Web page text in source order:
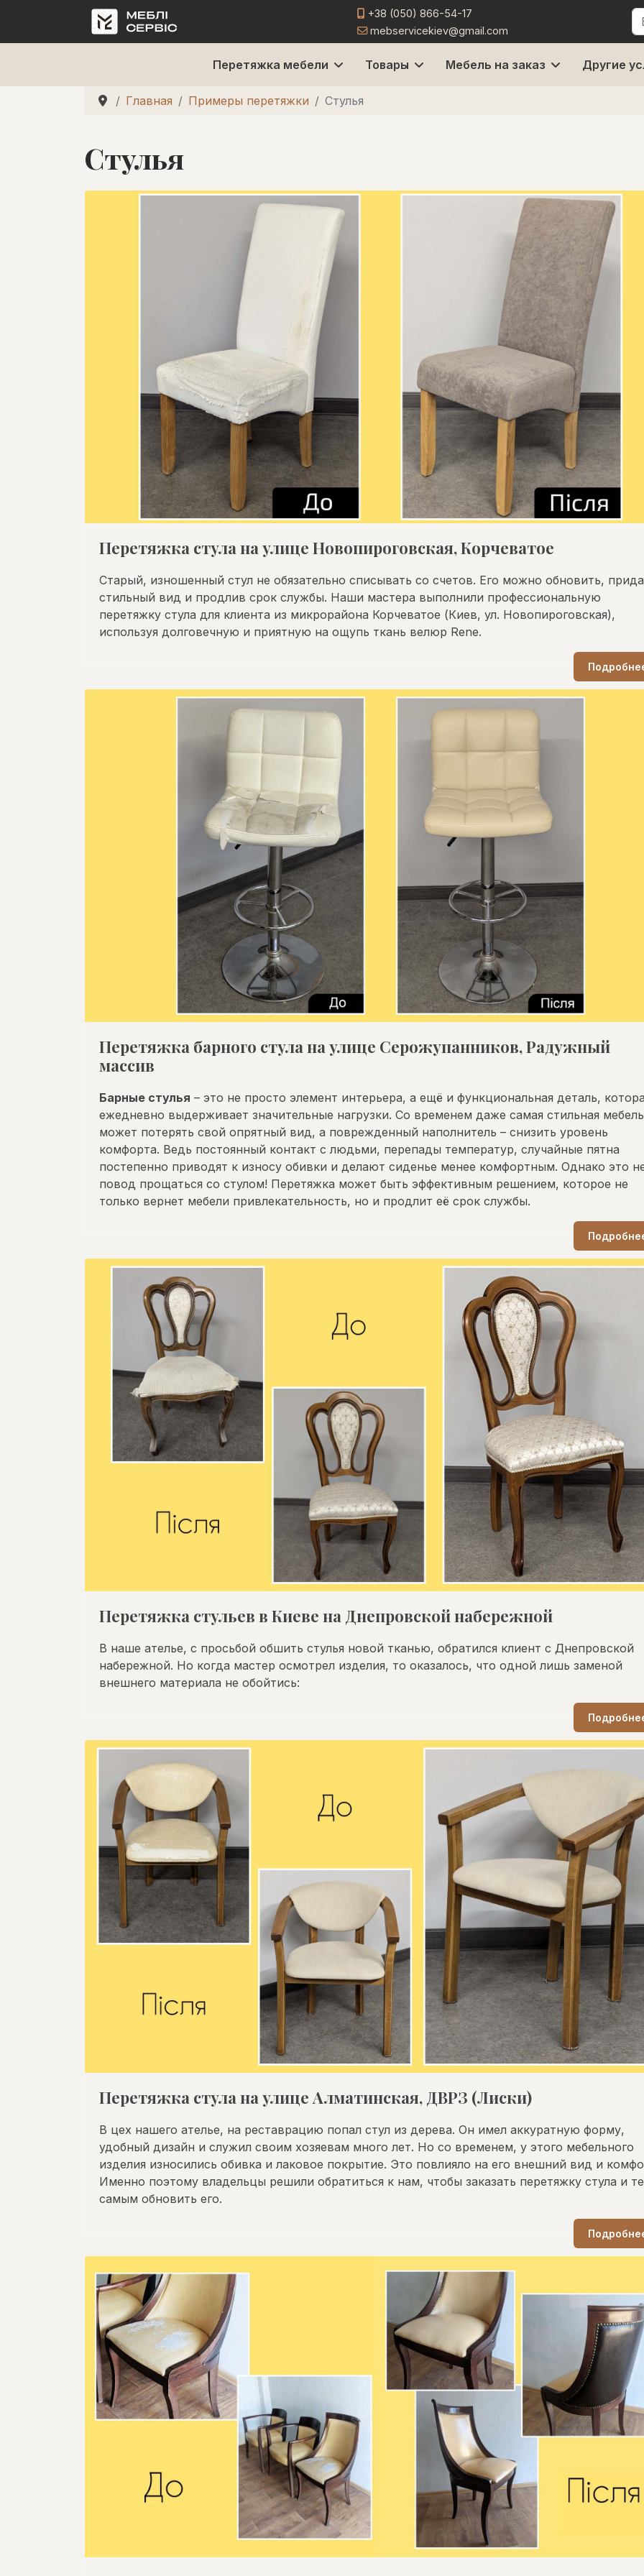
+38 (050) 866-54-17
mebservicekiev@gmail.com
Перетяжка мебели Товары Мебель на заказ Другие
Главная Примеры перетяжки Стулья
Стулья
Перетяжка стула на улице Новопироговская, Корчеватое
Старый, изношенный стул не обязательно списывать со счетов. Его можно обновить,
стильный вид и продлив срок службы. Наши мастера выполнили профессиональную
перетяжку стула для клиента из микрорайона Корчеватое (Киев, ул. Новопироговская),
используя долговечную и приятную на ощупь ткань велюр Rene.
Перетяжка барного стула на улице Серожупанников, Радужный
массив
Барные стулья – это не просто элемент интерьера, а ещё и функциональная деталь,
ежедневно выдерживает значительные нагрузки. Со временем даже самая стильная мебель
может потерять свой опрятный вид, а поврежденный наполнитель – снизить уровень
комфорта. Ведь постоянный контакт с людьми, перепады температур, случайные пятна
постепенно приводят к износу обивки и делают сиденье менее комфортным. Однако это
повод прощаться со стулом! Перетяжка может быть эффективным решением, которое не
только вернет мебели привлекательность, но и продлит её срок службы.
Перетяжка стульев в Киеве на Днепровской набережной
В наше ателье, с просьбой обшить стулья новой тканью, обратился клиент с Днепровской
набережной. Но когда мастер осмотрел изделия, то оказалось, что одной лишь заменой
внешнего материала не обойтись:
Перетяжка стула на улице Алматинская, ДВРЗ (Лиски)
В цех нашего ателье, на реставрацию попал стул из дерева. Он имел аккуратную форму,
удобный дизайн и служил своим хозяевам много лет. Но со временем, у этого мебельного
изделия износились обивка и лаковое покрытие. Это повлияло на его внешний вид и
Именно поэтому владельцы решили обратиться к нам, чтобы заказать перетяжку стула и
самым обновить его.